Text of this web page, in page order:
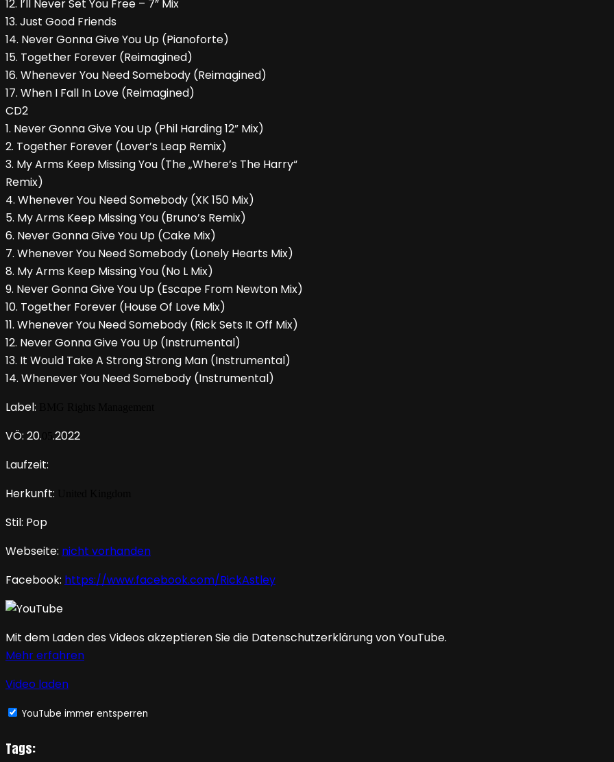
12. I’ll Never Set You Free – 7” Mix
13. Just Good Friends
14. Never Gonna Give You Up (Pianoforte)
15. Together Forever (Reimagined)
16. Whenever You Need Somebody (Reimagined)
17. When I Fall In Love (Reimagined)
CD2
1. Never Gonna Give You Up (Phil Harding 12” Mix)
2. Together Forever (Lover’s Leap Remix)
3. My Arms Keep Missing You (The „Where’s The Harry“
Remix)
4. Whenever You Need Somebody (XK 150 Mix)
5. My Arms Keep Missing You (Bruno’s Remix)
6. Never Gonna Give You Up (Cake Mix)
7. Whenever You Need Somebody (Lonely Hearts Mix)
8. My Arms Keep Missing You (No L Mix)
9. Never Gonna Give You Up (Escape From Newton Mix)
10. Together Forever (House Of Love Mix)
11. Whenever You Need Somebody (Rick Sets It Off Mix)
12. Never Gonna Give You Up (Instrumental)
13. It Would Take A Strong Strong Man (Instrumental)
14. Whenever You Need Somebody (Instrumental)
Label:
VÖ: 20.
.2022
Laufzeit:
Herkunft:
Stil: Pop
Webseite: nicht vorhanden
Facebook: https://www.facebook.com/RickAstley
Mit dem Laden des Videos akzeptieren Sie die Datenschutzerklärung von YouTube.
Mehr erfahren
Video laden
YouTube immer entsperren
Tags: